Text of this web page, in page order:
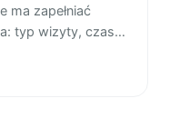
ma zapełniać
typ wizyty, czas